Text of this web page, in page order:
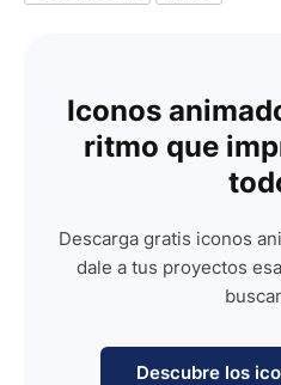
Iconos
ritmo que
Descarga gratis iconos
dale a tus proyectos
Descubre los